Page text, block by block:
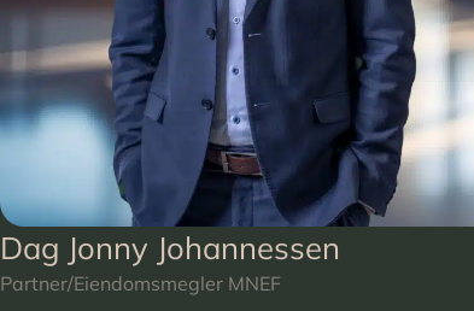
Dag Jonny Johannessen
Partner/Eiendomsmegler MNEF